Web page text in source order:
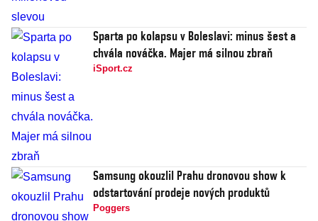
Sparta po kolapsu v Boleslavi: minus šest a
chvála nováčka. Majer má silnou zbraň
iSport.cz
Samsung okouzlil Prahu dronovou show k
odstartování prodeje nových produktů
Poggers